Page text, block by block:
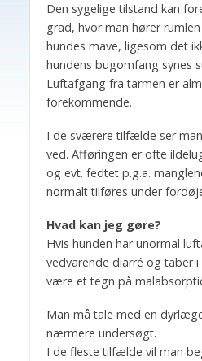
Den sygelige tilstand kan
grad, hvor man hører
hundes mave, ligesom det
hundens bugomfang synes
Luftafgang fra tarmen er
forekommende.
I de sværere tilfælde ser
ved. Afføringen er ofte
og evt. fedtet p.g.a.
normalt tilføres under
Hvad kan jeg gøre?
Hvis hunden har unormal
vedvarende diarré og taber
være et tegn på
Man må tale med en
nærmere undersøgt.
I de fleste tilfælde vil man